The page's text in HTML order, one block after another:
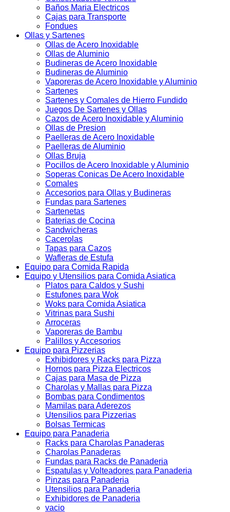
Baños Maria Electricos
Cajas para Transporte
Fondues
Ollas y Sartenes
Ollas de Acero Inoxidable
Ollas de Aluminio
Budineras de Acero Inoxidable
Budineras de Aluminio
Vaporeras de Acero Inoxidable y Aluminio
Sartenes
Sartenes y Comales de Hierro Fundido
Juegos De Sartenes y Ollas
Cazos de Acero Inoxidable y Aluminio
Ollas de Presion
Paelleras de Acero Inoxidable
Paelleras de Aluminio
Ollas Bruja
Pocillos de Acero Inoxidable y Aluminio
Soperas Conicas De Acero Inoxidable
Comales
Accesorios para Ollas y Budineras
Fundas para Sartenes
Sartenetas
Baterias de Cocina
Sandwicheras
Cacerolas
Tapas para Cazos
Wafleras de Estufa
Equipo para Comida Rapida
Equipo y Utensilios para Comida Asiatica
Platos para Caldos y Sushi
Estufones para Wok
Woks para Comida Asiatica
Vitrinas para Sushi
Arroceras
Vaporeras de Bambu
Palillos y Accesorios
Equipo para Pizzerias
Exhibidores y Racks para Pizza
Hornos para Pizza Electricos
Cajas para Masa de Pizza
Charolas y Mallas para Pizza
Bombas para Condimentos
Mamilas para Aderezos
Utensilios para Pizzerias
Bolsas Termicas
Equipo para Panaderia
Racks para Charolas Panaderas
Charolas Panaderas
Fundas para Racks de Panaderia
Espatulas y Volteadores para Panaderia
Pinzas para Panaderia
Utensilios para Panaderia
Exhibidores de Panaderia
vacio